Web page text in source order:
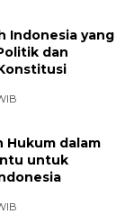
Indonesia yang
dan
Hukum dalam
untuk